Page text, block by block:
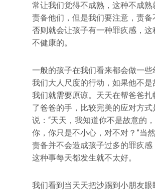
常让我们觉得不成熟，这种不成熟
责备他们，但是我们要注意，责备
否则就会让孩子有一种罪疚感，这
不健康的。
一般的孩子在我们看来都会做一些
我们大人尺度的行动，如果他不是
我们就需要原谅。天天在帮爸爸扎
了爸爸的手，比较完美的应对方式
说：“天天，我知道你不是故意的
你，你只是不小心，对不对？”当
责备并不会造成孩子过多的罪疚感
这种事每天都发生就不太好。
我们看到当天天把沙踢到小朋友眼